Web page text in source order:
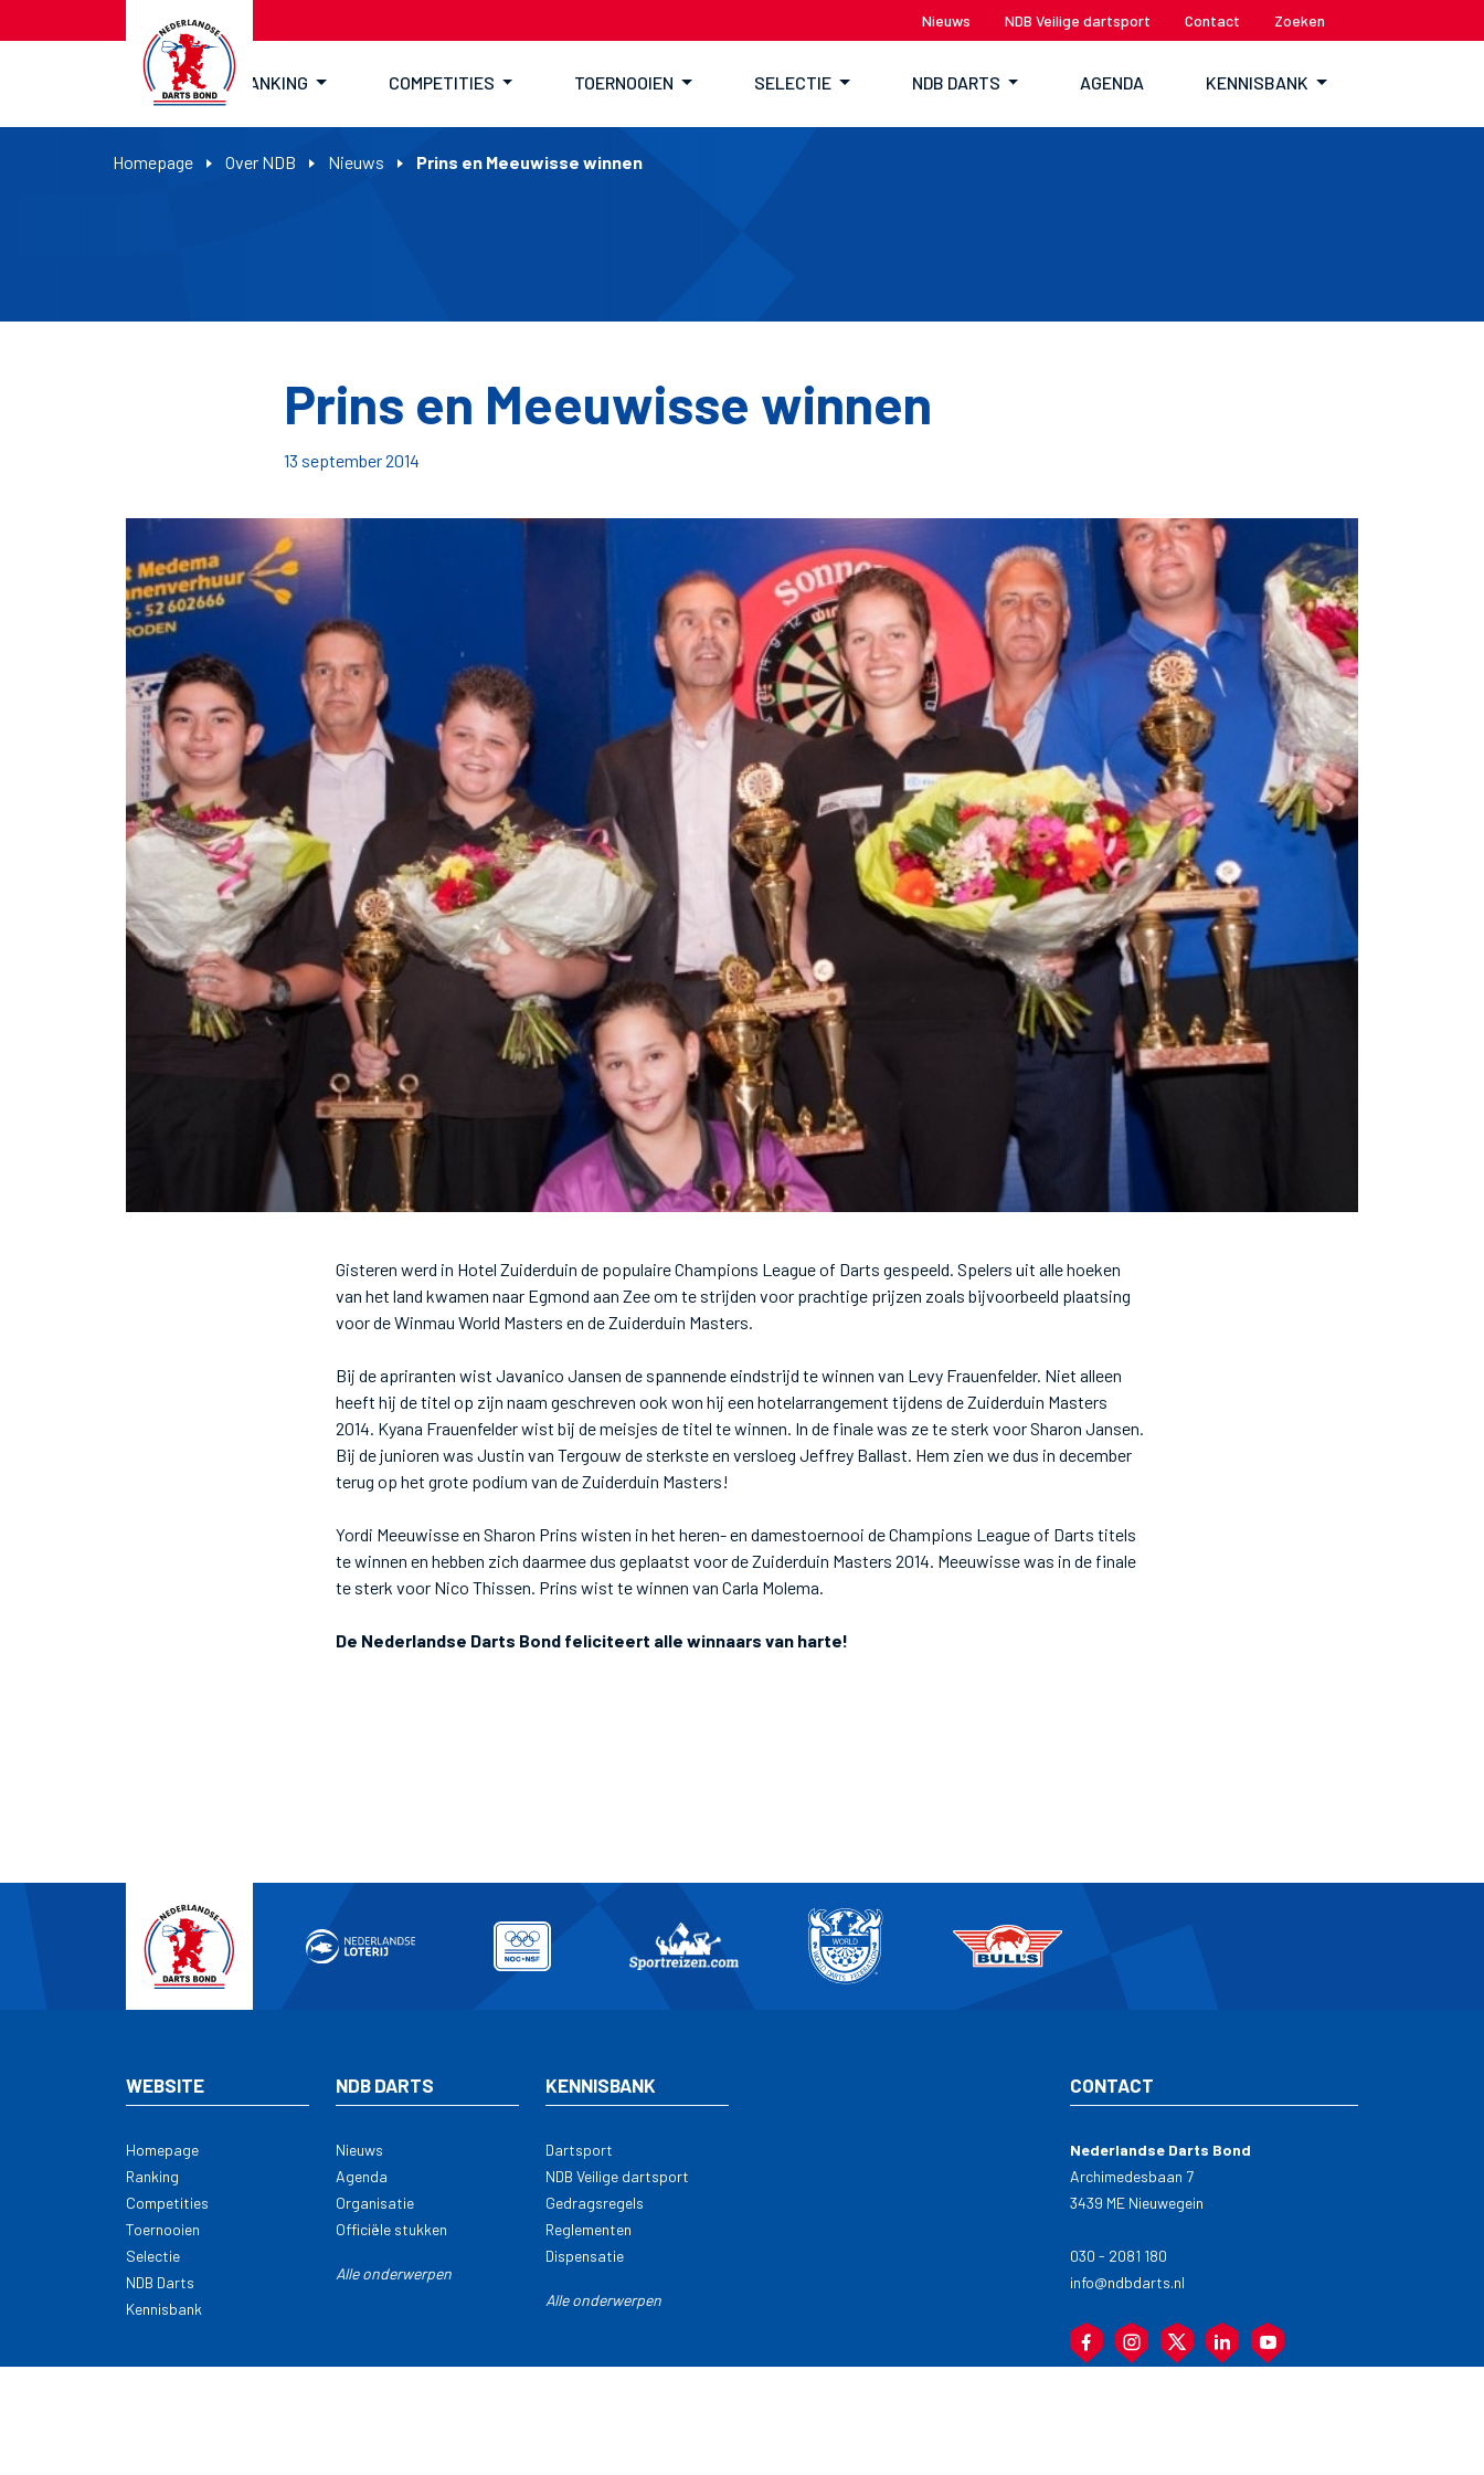
Nieuws NDB Veilige dartsport Contact Zoeken
RANKING COMPETITIES TOERNOOIEN SELECTIE NDB DARTS AGENDA KENNISBANK
Homepage Over NDB Nieuws Prins en Meeuwisse winnen
Prins en Meeuwisse winnen
13 september 2014
Gisteren werd in Hotel Zuiderduin de populaire Champions League of Darts gespeeld. Spelers uit alle hoeken
van het land kwamen naar Egmond aan Zee om te strijden voor prachtige prijzen zoals bijvoorbeeld plaatsing
voor de Winmau World Masters en de Zuiderduin Masters.
Bij de apriranten wist Javanico Jansen de spannende eindstrijd te winnen van Levy Frauenfelder. Niet alleen
heeft hij de titel op zijn naam geschreven ook won hij een hotelarrangement tijdens de Zuiderduin Masters
2014. Kyana Frauenfelder wist bij de meisjes de titel te winnen. In de finale was ze te sterk voor Sharon Jansen.
Bij de junioren was Justin van Tergouw de sterkste en versloeg Jeffrey Ballast. Hem zien we dus in december
terug op het grote podium van de Zuiderduin Masters!
Yordi Meeuwisse en Sharon Prins wisten in het heren- en damestoernooi de Champions League of Darts titels
te winnen en hebben zich daarmee dus geplaatst voor de Zuiderduin Masters 2014. Meeuwisse was in de finale
te sterk voor Nico Thissen. Prins wist te winnen van Carla Molema.
De Nederlandse Darts Bond feliciteert alle winnaars van harte!
WEBSITE
Homepage
Ranking
Competities
Toernooien
Selectie
NDB Darts
Kennisbank
NDB DARTS
Nieuws
Agenda
Organisatie
Officiële stukken
Alle onderwerpen
KENNISBANK
Dartsport
NDB Veilige dartsport
Gedragsregels
Reglementen
Dispensatie
Alle onderwerpen
CONTACT
Nederlandse Darts Bond
Archimedesbaan 7
3439 ME Nieuwegein
030 - 2081 180
info@ndbdarts.nl